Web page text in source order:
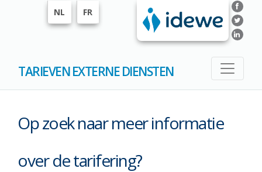
NL FR
TARIEVEN EXTERNE DIENSTEN
Op zoek naar meer informatie
over de tarifering?